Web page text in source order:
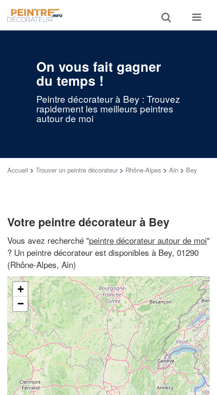
Toggle
search
Toggle
On vous fait gagner
du temps !
Peintre décorateur à Bey : Trouvez
rapidement les meilleurs peintres
autour de moi
Accueil > Trouver un peintre décorateur > Rhône-Alpes > Ain > Bey
Votre peintre décorateur à Bey
Vous avez recherché "peintre décorateur autour de moi"
? Un peintre décorateur est disponibles à Bey, 01290
(Rhône-Alpes, Ain)
+
−